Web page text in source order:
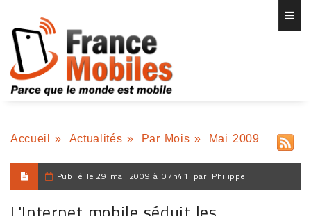
Accueil » Actualités » Par Mois » Mai 2009
Publié le 29 mai 2009 à 07h41 par Philippe